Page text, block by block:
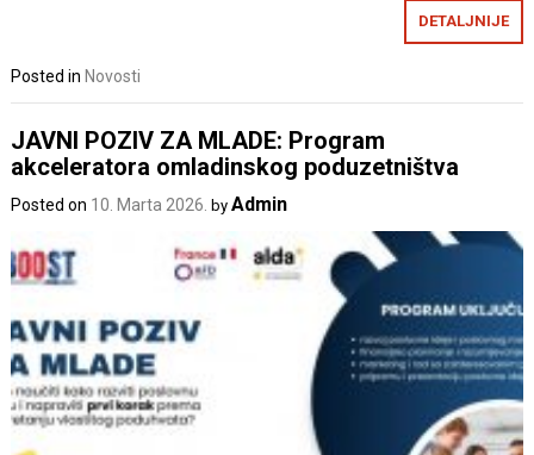
DETALJNIJE
Posted in Novosti
JAVNI POZIV ZA MLADE: Program
akceleratora omladinskog poduzetništva
Posted on 10. Marta 2026. byAdmin